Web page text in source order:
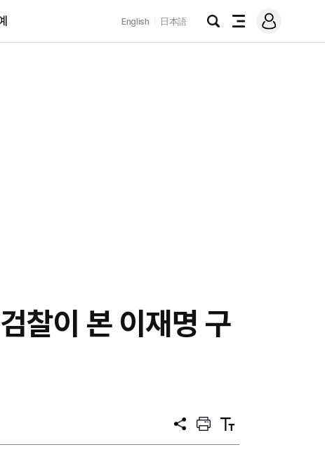
English 日本語
검
전
메
그
찰이 본 이재명 구
공
프
트
텍
트